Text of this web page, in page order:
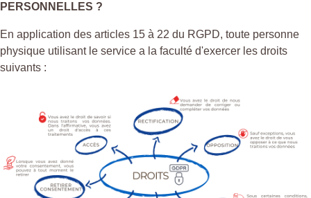
PERSONNELLES ?
En application des articles 15 à 22 du RGPD, toute personne
physique utilisant le service a la faculté d'exercer les droits
suivants :